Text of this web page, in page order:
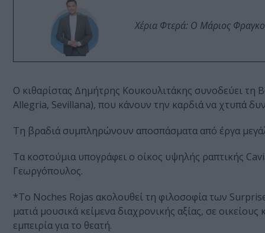
Χέρια Φτερά: Ο Μάριος
Ο κιθαρίστας Δημήτρης Κουκουλιτάκης συνοδεύει τη
Allegria, Sevillana), που κάνουν την καρδιά να χτυπά
Τη βραδιά συμπληρώνουν αποσπάσματα από έργα
Τα κοστούμια υπογράφει o οίκος υψηλής ραπτικής
Γεωργόπουλος.
*Το Noches Rojas ακολουθεί τη φιλοσοφία των
ματιά μουσικά κείμενα διαχρονικής αξίας, σε
εμπειρία για το θεατή.